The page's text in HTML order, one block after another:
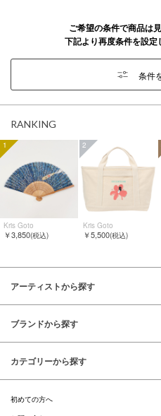
ご希望の条件で商品は
下記より再度条件を設定
条件
RANKING
1
Kris Goto
￥3,850(税込)
2
Kris Goto
￥5,500(税込)
アーティストから探す
ブランドから探す
カテゴリーから探す
初めての方へ